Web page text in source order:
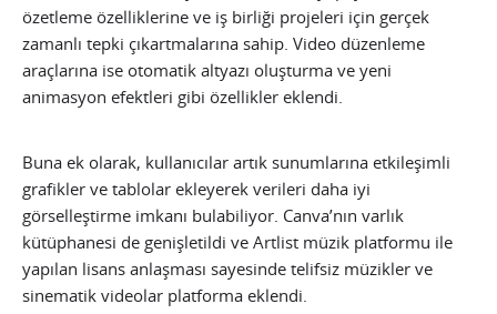
özetleme özelliklerine ve iş birliği projeleri için gerçek
zamanlı tepki çıkartmalarına sahip. Video düzenleme
araçlarına ise otomatik altyazı oluşturma ve yeni
animasyon efektleri gibi özellikler eklendi.
Buna ek olarak, kullanıcılar artık sunumlarına etkileşimli
grafikler ve tablolar ekleyerek verileri daha iyi
görselleştirme imkanı bulabiliyor. Canva’nın varlık
kütüphanesi de genişletildi ve Artlist müzik platformu ile
yapılan lisans anlaşması sayesinde telifsiz müzikler ve
sinematik videolar platforma eklendi.